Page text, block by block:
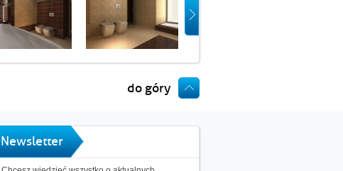
do góry
Newsletter